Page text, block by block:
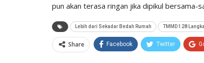
pun akan terasa ringan jika dipikul bersama-
Lebih dari Sekadar Bedah Rumah TMMD 128
Share Facebook Twitter